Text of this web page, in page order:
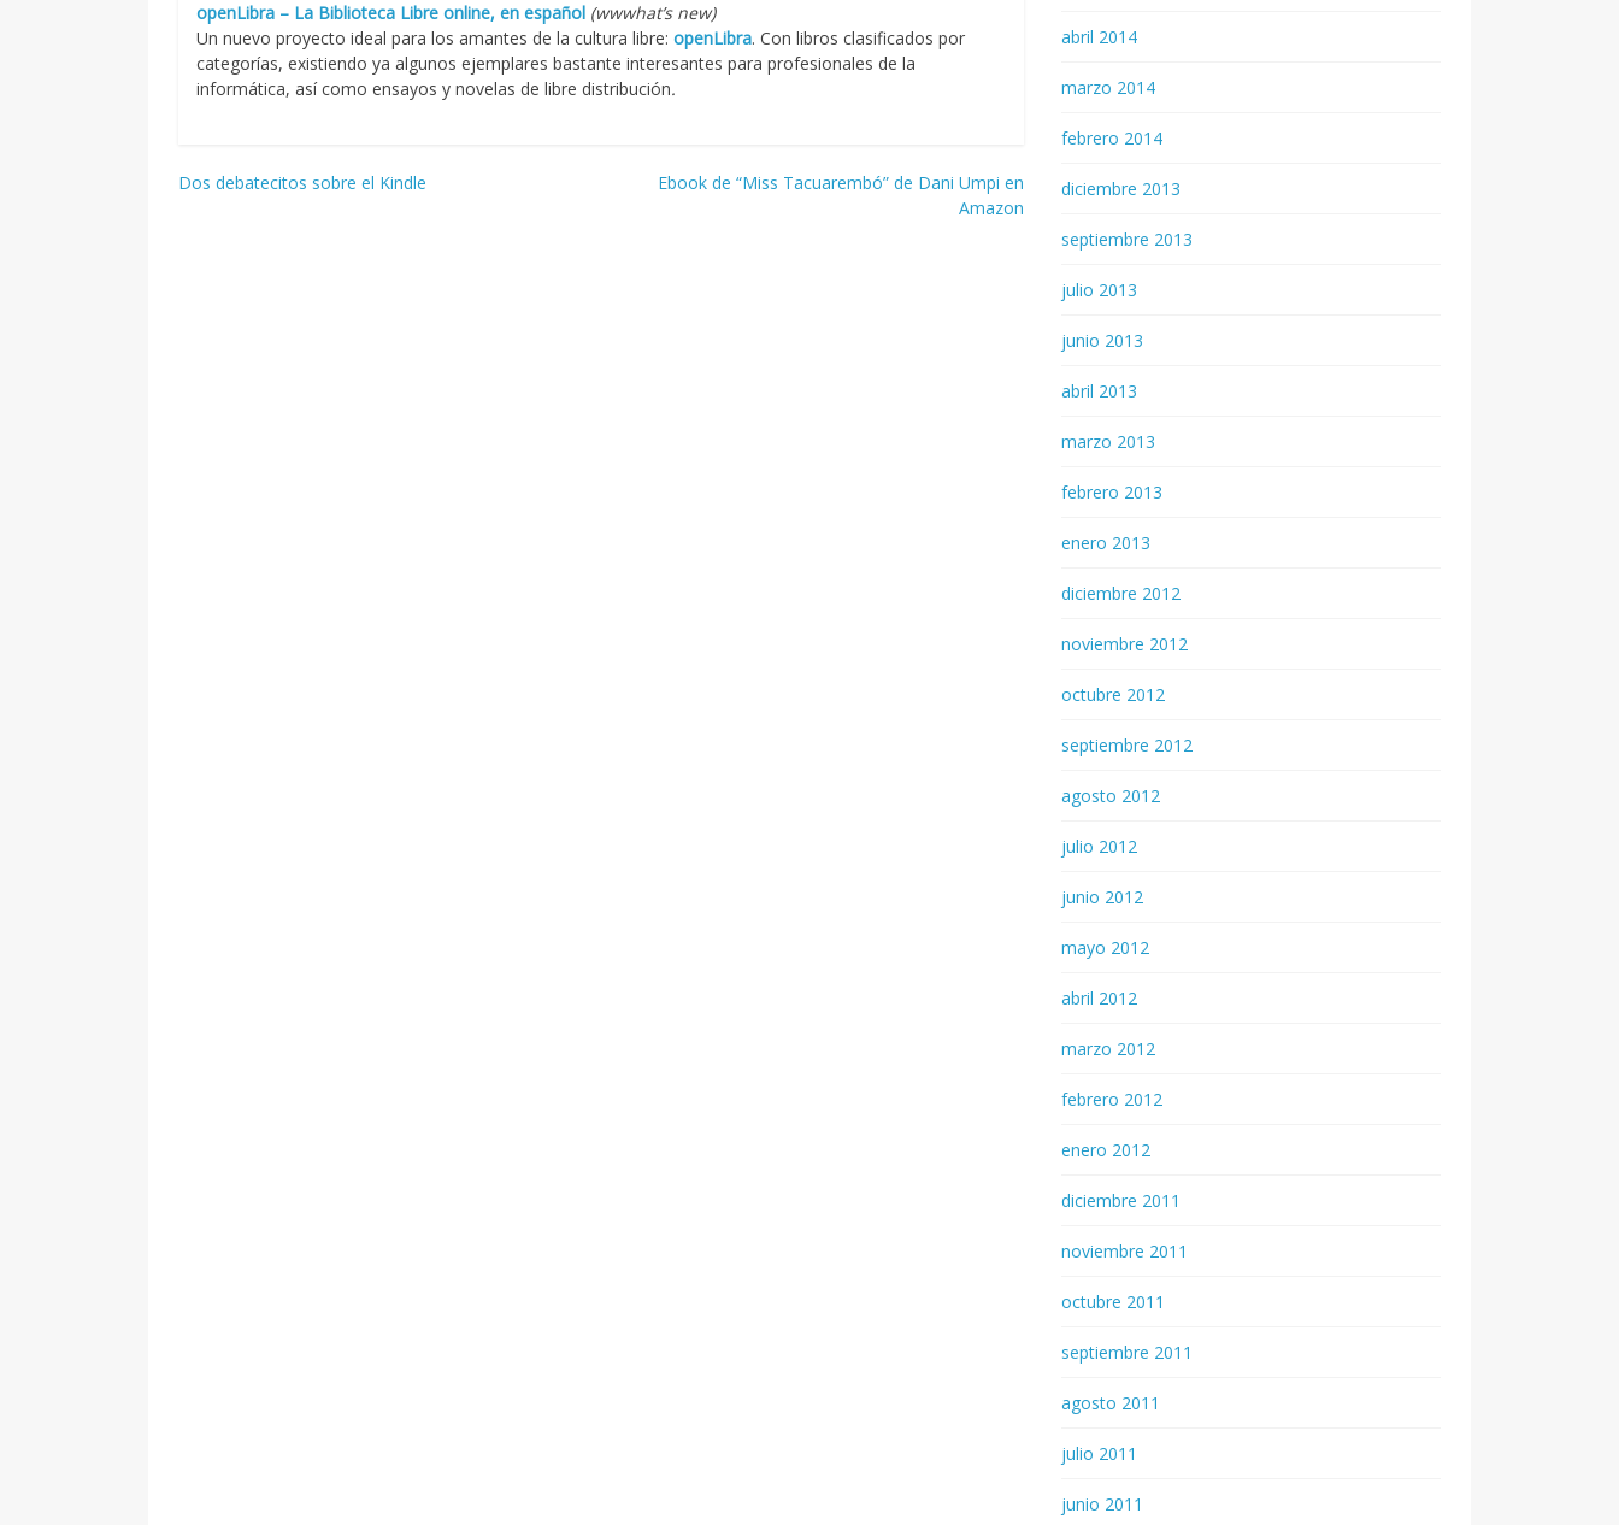
openLibra – La Biblioteca Libre online, en español (wwwhat’s new)
Un nuevo proyecto ideal para los amantes de la cultura libre:openLibra. Con libros clasificados por
categorías, existiendo ya algunos ejemplares bastante interesantes para profesionales de la
informática, así como ensayos y novelas de libre distribución.
Navegación
Dos debatecitos sobre el Kindle
Ebook de “Miss Tacuarembó” de Dani Umpi en
Amazon
abril 2014
marzo 2014
febrero 2014
diciembre 2013
septiembre 2013
julio 2013
junio 2013
abril 2013
marzo 2013
febrero 2013
enero 2013
diciembre 2012
noviembre 2012
octubre 2012
septiembre 2012
agosto 2012
julio 2012
junio 2012
mayo 2012
abril 2012
marzo 2012
febrero 2012
enero 2012
diciembre 2011
noviembre 2011
octubre 2011
septiembre 2011
agosto 2011
julio 2011
junio 2011